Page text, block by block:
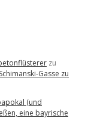
zu
Gasse zu
(und
eine bayrische